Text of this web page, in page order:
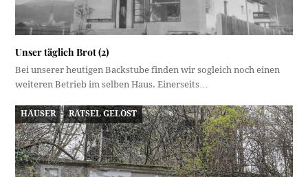
Unser täglich Brot (2)
Bei unserer heutigen Backstube finden wir sogleich noch einen
weiteren Betrieb im selben Haus. Einerseits…
HÄUSER RÄTSEL GELÖST